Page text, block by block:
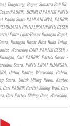
Tangerang, Bogor, Sumatra Bali Dll.
PABRIK BORNEO PARTISI PINTU
Suara KAMI AHLINYA, PABRIK
PINTU LIPAT/PINTU GESER
Pintu Lipat/Geser Ruangan Rapat,
Ruangan Besar Bisa Buka Tutup,
Workshop CARI PARTISI GESER /
Cari PABRIK Partisi Geser /
Suara, PINTU LIPAT RUANGAN,
Untuk Kantor, Workshop, Pabrik,
Suara, Untuk Miting Room, Kantor,
Cari PABRIK Partisi Sliding Wall, Cari
Cari Partisi Sliding Door, Workshop,